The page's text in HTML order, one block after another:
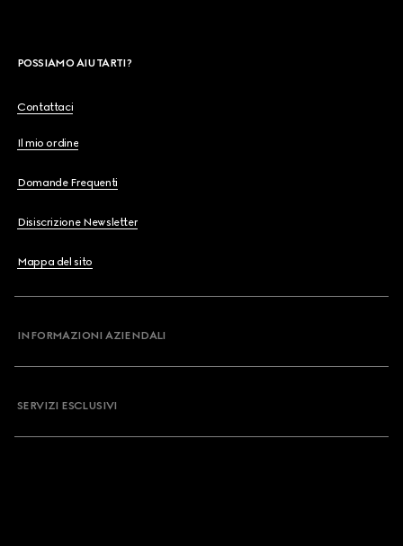
POSSIAMO AIUTARTI?
Contattaci
Il mio ordine
Domande Frequenti
Disiscrizione Newsletter
Mappa del sito
INFORMAZIONI AZIENDALI
SERVIZI ESCLUSIVI